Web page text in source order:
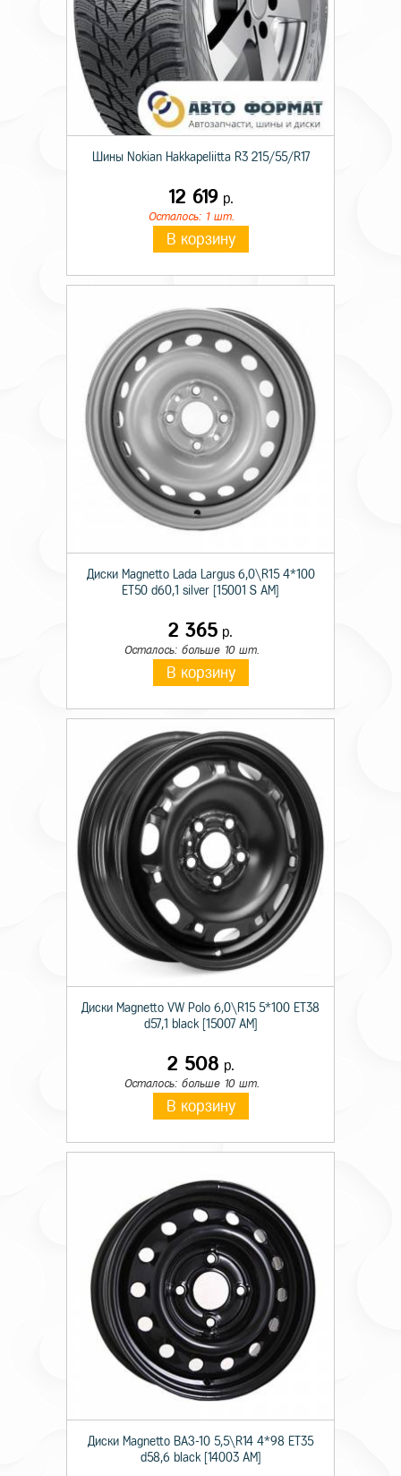
Шины Nokian Hakkapeliitta R3 215/55/R17
12 619р.
Осталось: 1 шт.
В корзину
Диски Magnetto Lada Largus 6,0\R15 4*100
ET50 d60,1 silver [15001 S AM]
2 365 р.
Осталось: больше 10 шт.
В корзину
Диски Magnetto VW Polo 6,0\R15 5*100 ET38
d57,1 black [15007 AM]
2 508 р.
Осталось: больше 10 шт.
В корзину
Диски Magnetto ВАЗ-10 5,5\R14 4*98 ET35
d58,6 black [14003 AM]